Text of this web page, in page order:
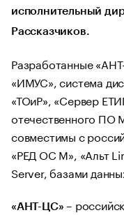
исполнительный
Рассказчиков.
Разработанные
«ИМУС», система
«ТОиР», «Сервер
отечественного ПО
совместимы с
«РЕД ОС М», «Альт
Server, базами
«АНТ-ЦС»–